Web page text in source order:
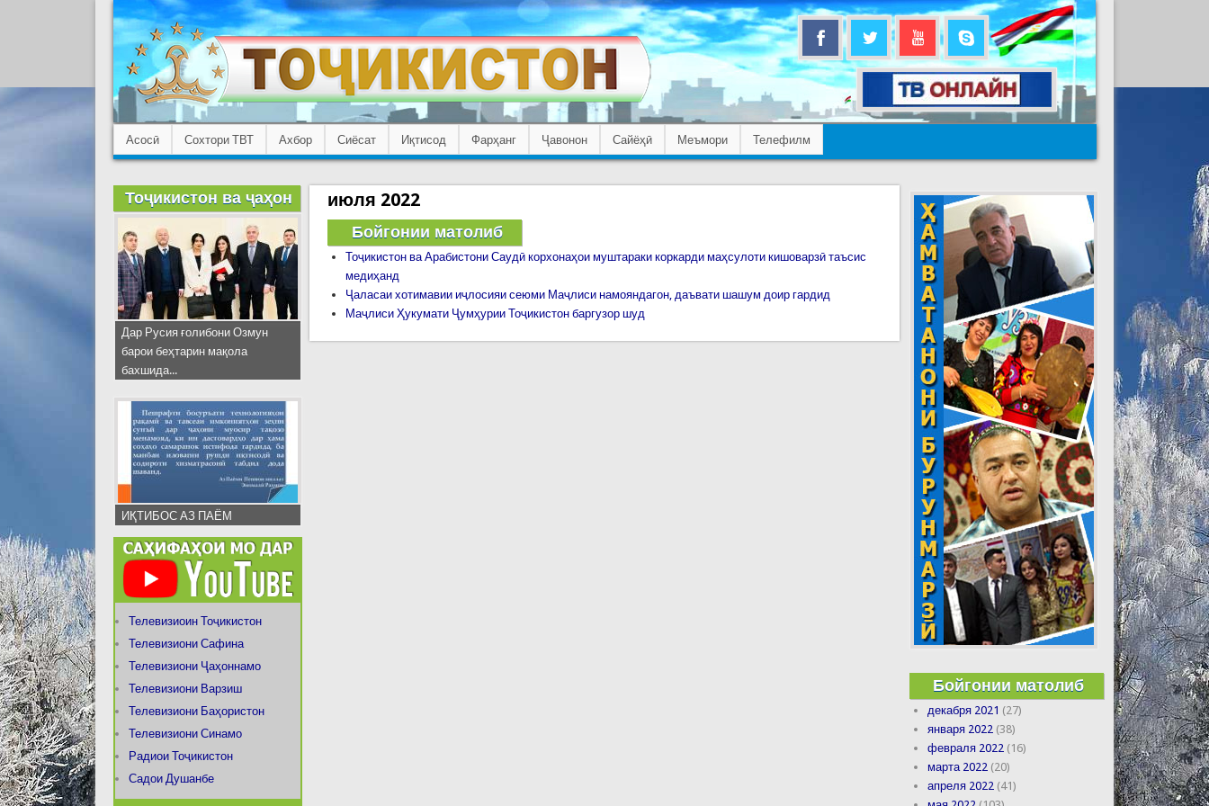
Асосӣ Сохтори ТВТ Ахбор Сиёсат Иқтисод Фарҳанг Ҷавонон Сайёҳӣ Меъмори Телефилм
июля 2022
Бойгонии матолиб
Тоҷикистон ва Арабистони Саудӣ корхонаҳои муштараки коркарди маҳсулоти кишоварзӣ таъсис
медиҳанд
Ҷаласаи хотимавии иҷлосияи сеюми Маҷлиси намояндагон, даъвати шашум доир гардид
Маҷлиси Ҳукумати Ҷумҳурии Тоҷикистон баргузор шуд
Тоҷикистон ва ҷаҳон
Дар Русия ғолибони Озмун
барои беҳтарин мақола
бахшида...
ИҚТИБОС АЗ ПАЁМ
Телевизиоин Тоҷикистон
Телевизиони Сафина
Телевизиони Ҷаҳоннамо
Телевизиони Варзиш
Телевизиони Баҳористон
Телевизиони Синамо
Радиои Тоҷикистон
Садои Душанбе
Бойгонии матолиб
декабря 2021 (27)
января 2022 (38)
февраля 2022 (16)
марта 2022 (20)
апреля 2022 (41)